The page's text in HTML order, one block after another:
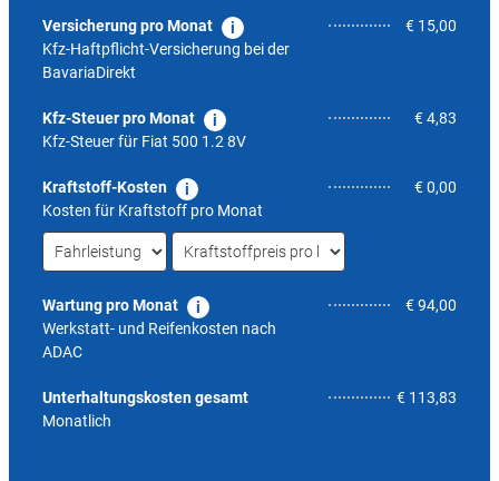
Versicherung pro Monat
Kfz-Haftpflicht-Versicherung bei der
BavariaDirekt
€ 15,00
Kfz-Steuer pro Monat
Kfz-Steuer für Fiat 500 1.2 8V
€ 4,83
Kraftstoff-Kosten
Kosten für Kraftstoff pro Monat
€ 0,00
Wartung pro Monat
Werkstatt- und Reifenkosten nach
ADAC
€ 94,00
Unterhaltungskosten gesamt
Monatlich
€ 113,83